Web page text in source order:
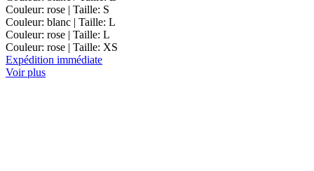
Couleur: rose | Taille: S
Couleur: blanc | Taille: L
Couleur: rose | Taille: L
Couleur: rose | Taille: XS
Expédition immédiate
Voir plus